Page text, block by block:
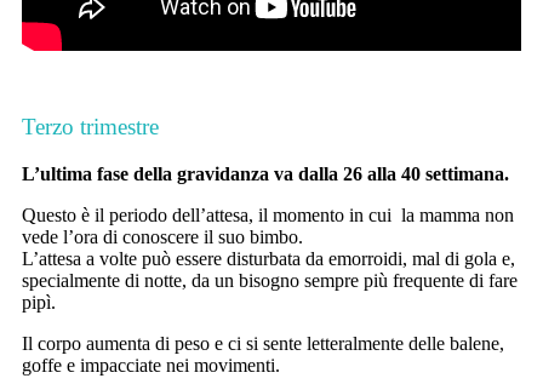
Terzo trimestre
L’ultima fase della gravidanza va dalla 26 alla 40 settimana.
Questo è il periodo dell’attesa, il momento in cui la mamma non
vede l’ora di conoscere il suo bimbo.
L’attesa a volte può essere disturbata da emorroidi, mal di gola e,
specialmente di notte, da un bisogno sempre più frequente di fare
pipì.
Il corpo aumenta di peso e ci si sente letteralmente delle balene,
goffe e impacciate nei movimenti.